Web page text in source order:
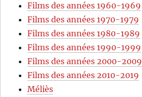
Films des années 1960-1969
Films des années 1970-1979
Films des années 1980-1989
Films des années 1990-1999
Films des années 2000-2009
Films des années 2010-2019
Méliès